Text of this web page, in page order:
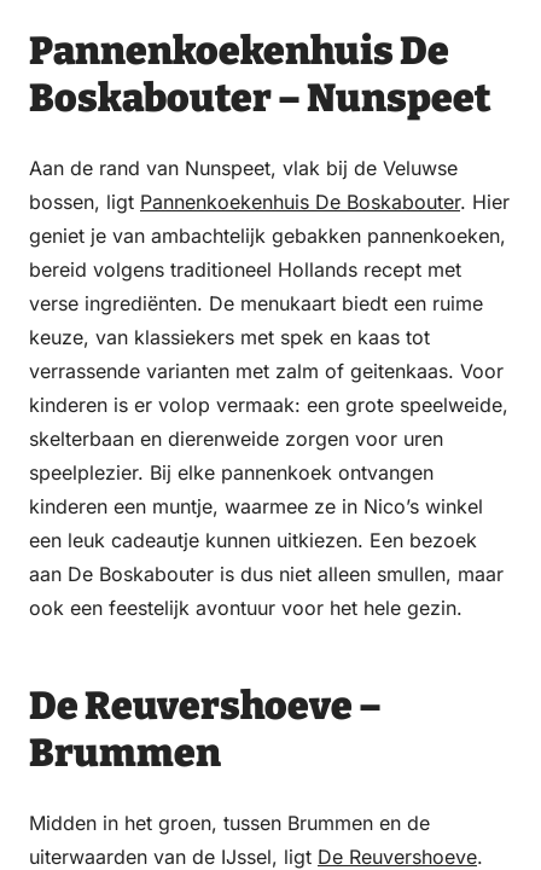
Pannenkoekenhuis De
Boskabouter – Nunspeet
Aan de rand van Nunspeet, vlak bij de Veluwse
bossen, ligt Pannenkoekenhuis De Boskabouter. Hier
geniet je van ambachtelijk gebakken pannenkoeken,
bereid volgens traditioneel Hollands recept met
verse ingrediënten. De menukaart biedt een ruime
keuze, van klassiekers met spek en kaas tot
verrassende varianten met zalm of geitenkaas. Voor
kinderen is er volop vermaak: een grote speelweide,
skelterbaan en dierenweide zorgen voor uren
speelplezier. Bij elke pannenkoek ontvangen
kinderen een muntje, waarmee ze in Nico’s winkel
een leuk cadeautje kunnen uitkiezen. Een bezoek
aan De Boskabouter is dus niet alleen smullen, maar
ook een feestelijk avontuur voor het hele gezin.
De Reuvershoeve –
Brummen
Midden in het groen, tussen Brummen en de
uiterwaarden van de IJssel, ligt De Reuvershoeve.